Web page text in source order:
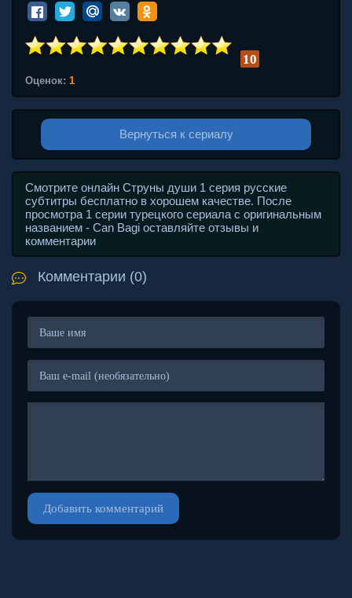
10
Оценок: 1
Вернуться к сериалу
Смотрите онлайн Струны души 1 серия русские
субтитры бесплатно в хорошем качестве. После
просмотра 1 серии турецкого сериала с оригинальным
названием - Can Bagi оставляйте отзывы и
комментарии
Комментарии (0)
Добавить комментарий